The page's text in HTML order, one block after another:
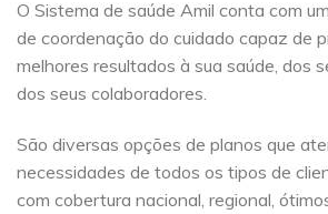
O Sistema de saúde Amil conta com
de coordenação do cuidado capaz de
melhores resultados à sua saúde, dos
dos seus colaboradores.
São diversas opções de planos que
necessidades de todos os tipos de
com cobertura nacional, regional,